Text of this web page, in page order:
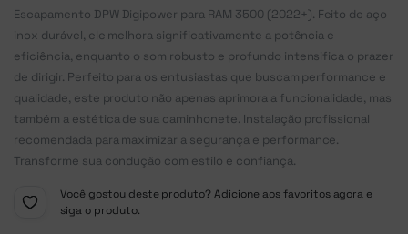
Escapamento DPW Digipower para RAM 3500 (2022+). Feito de aço
inox durável, ele melhora significativamente a potência e
eficiência, enquanto o som robusto e profundo intensifica o prazer
de dirigir. Perfeito para os entusiastas que buscam performance e
qualidade, este produto não apenas aprimora a funcionalidade, mas
também a estética de sua caminhonete. Instalação profissional
recomendada para maximizar a segurança e performance.
Transforme sua condução com estilo e confiança.
Você gostou deste produto? Adicione aos favoritos agora e
siga o produto.